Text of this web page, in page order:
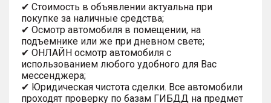
✔ Стоимость в объявлении актуальна при
покупке за наличные средства;
✔ Осмотр автомобиля в помещении, на
подъемнике или же при дневном свете;
✔ ОНЛАЙН осмотр автомобиля с
использованием любого удобного для Вас
мессенджера;
✔ Юридическая чистота сделки. Все автомобили
проходят проверку по базам ГИБДД на предмет